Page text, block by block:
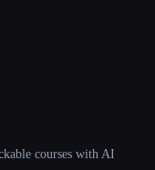
courses with AI